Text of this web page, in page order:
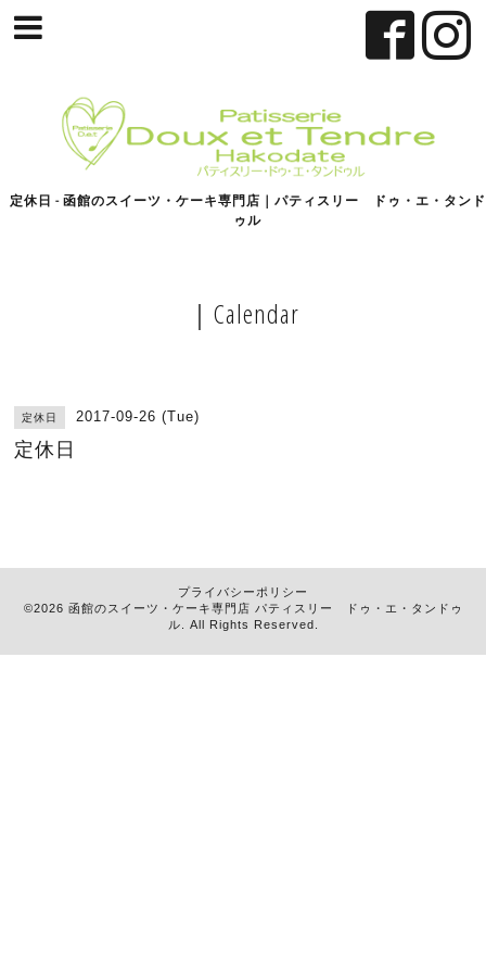
定休日 - 函館のスイーツ・ケーキ専門店｜パティスリー ドゥ・エ・タンド
ゥル
｜Calendar
定休日 2017-09-26 (Tue)
定休日
プライバシーポリシー
©2026 函館のスイーツ・ケーキ専門店 パティスリー ドゥ・エ・タンドゥ
ル . All Rights Reserved.